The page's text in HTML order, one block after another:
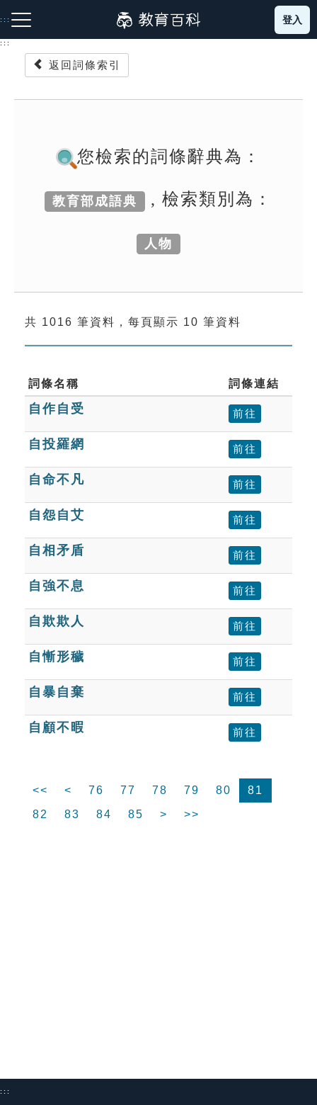
到
主
:::
成語故事
索引選單
單字索引
生命大百科索引
遊戲專區
教學應用
貓頭鷹博士
登入
:::
返回詞條索引
您檢索的詞條辭典為：
教育部成語典 , 檢索類別為：
人物
共 1016 筆資料，每頁顯示 10 筆資料
詞條名稱 詞條連結
自作自受 前往
自投羅網 前往
自命不凡 前往
自怨自艾 前往
自相矛盾 前往
自強不息 前往
自欺欺人 前往
自慚形穢 前往
自暴自棄 前往
自顧不暇 前往
<< < 76 77 78 79 80
81
82
83 84 85 > >>
:::